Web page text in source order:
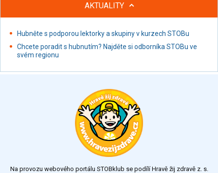
Restaurace, jídelny, hotová jídla
Fastfood
Studená kuchyně, lahůdkářské výrobky
AKTUALITY
Hubněte s podporou lektorky a skupiny v kurzech STOBu
Chcete poradit s hubnutím? Najděte si odborníka STOBu ve
svém regionu
Na provozu webového portálu STOBklub se podílí Hravě žij zdravě z. s.